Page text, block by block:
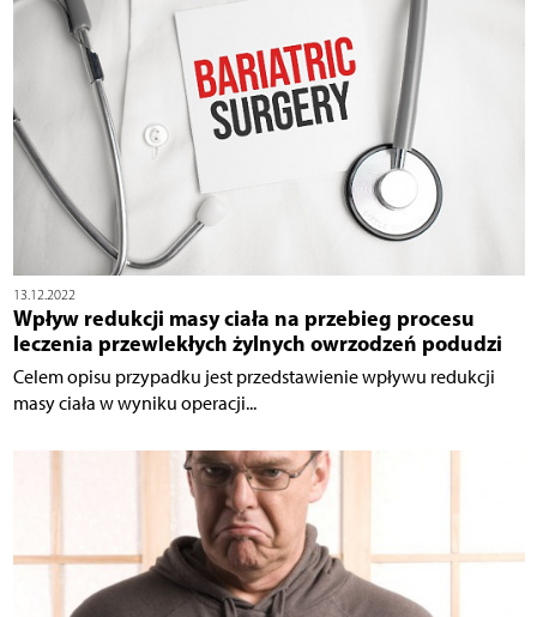
13.12.2022
Wpływ redukcji masy ciała na przebieg procesu
leczenia przewlekłych żylnych owrzodzeń podudzi
Celem opisu przypadku jest przedstawienie wpływu redukcji
masy ciała w wyniku operacji...